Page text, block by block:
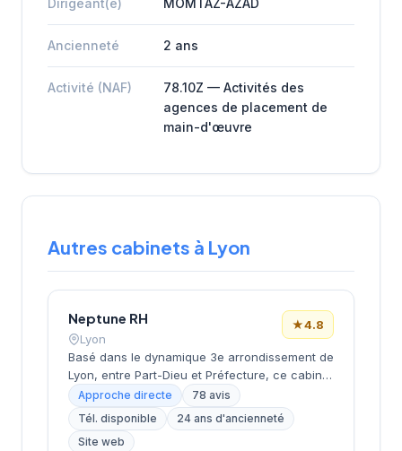
Ancienneté 2 ans
Activité (NAF)
78.10Z — Activités des
agences de placement de
main-d'œuvre
Autres cabinets à Lyon
Neptune RH
Lyon
★4.8
Basé dans le dynamique 3e arrondissement de
Lyon, entre Part-Dieu et Préfecture, ce cabinet
de recrutement développe ses activités depuis
ses locaux de la rue Servient. Dirigé par
PERRIOLAT, il accompagne les entreprises
dans leurs recherches de talents avec une
Approche directe
78 avis
Tél. disponible
24 ans d'ancienneté
Site web